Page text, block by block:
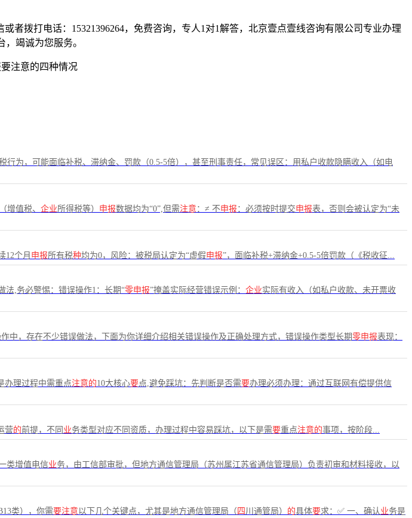
者拨打电话：15321396264，免费咨询，专人1对1解答，北京壹点壹线咨询有限公司专业办理
竭诚为您服务。
行为，可能面临补税、滞纳金、罚款（0.5-5倍），甚至刑事责任，常见误区：用私户收款隐瞒收入（如电
（增值税、 企业所得税等） 申报数据均为“0”,但需注意 ：≠ 不申报 ：必须按时提交申报表，否则会被认定为“未
12个月 申报所有税种均为0，风险：被税局认定为“虚假申报”，面临补税+滞纳金+0.5-5倍罚款（《税收征...
法,务必警惕：错误操作1：长期“零申报”掩盖实际经营错误示例： 企业实际有收入（如私户收款、未开票收
中，存在不少错误做法，下面为你详细介绍相关错误操作及正确处理方式，错误操作类型长期零申报表现：
办理过程中需重点注意的10大核心要点,避免踩坑：先判断是否需要办理必须办理：通过互联网有偿提供信
营的前提，不同 业务类型对应不同资质，办理过程中容易踩坑，以下是需要重点注意的事项，按阶段...
类增值电信业务，由工信部审批，但地方通信管理局（苏州属江苏省通信管理局）负责初审和材料接收，以
类），你需要注意以下几个关键点，尤其是地方通信管理局（ 四 川通管局） 的具体要求：✅ 一、确认 业务是